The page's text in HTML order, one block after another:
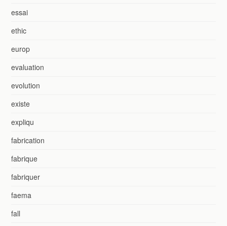
essai
ethic
europ
evaluation
evolution
existe
expliqu
fabrication
fabrique
fabriquer
faema
fall